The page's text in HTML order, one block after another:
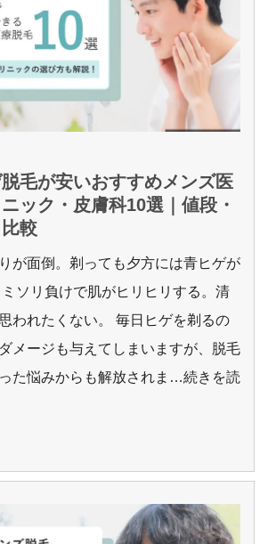
毛が安いおすすめメンズ医
ック・皮膚科10選｜値段・
較
が面倒。剃っても夕方には青ヒゲが
ソリ負けで肌がヒリヒリする。清
われたくない。 毎日ヒゲを剃るの
メージも与えてしまいますが、脱毛
た悩みからも解放されま …続きを読